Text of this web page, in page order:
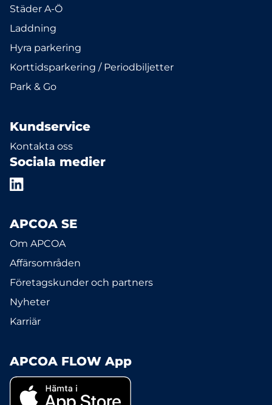
Städer A-Ö
Laddning
Hyra parkering
Korttidsparkering / Periodbiljetter
Park & Go
Kundservice
Kontakta oss
Sociala medier
APCOA SE
Om APCOA
Affärsområden
Företagskunder och partners
Nyheter
Karriär
APCOA FLOW App